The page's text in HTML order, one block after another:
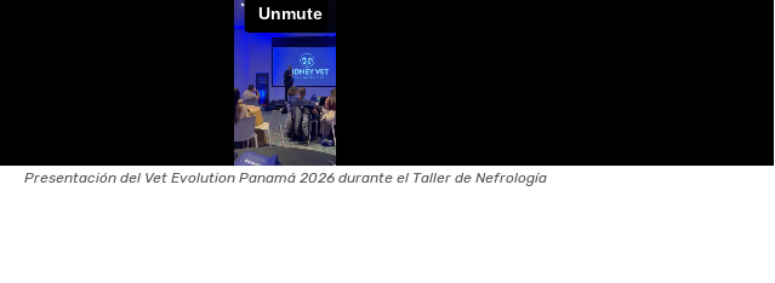
Presentación del Vet Evolution Panamá 2026 durante el Taller de Nefrología